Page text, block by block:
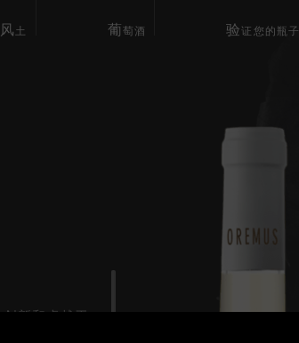
风 土 葡萄酒 验证您的瓶子
新和卓越于